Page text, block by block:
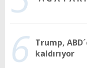
6 Trump,
kaldırıyor